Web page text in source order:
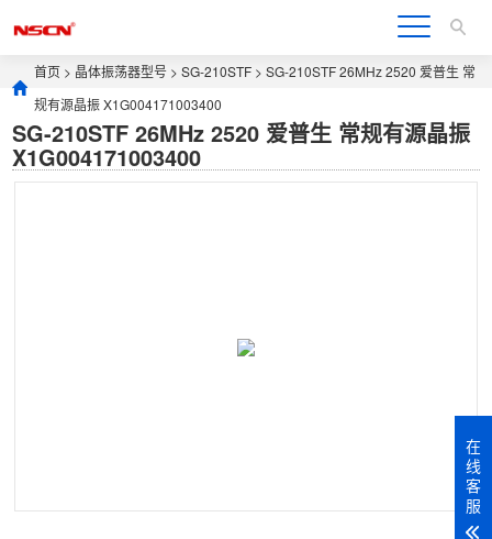
首页 > 晶体振荡器型号 >SG-210STF > SG-210STF 26MHz 2520 爱普生 常
规有源晶振 X1G004171003400
SG-210STF 26MHz 2520 爱普生 常规有源晶振
X1G004171003400
在
线
客
服